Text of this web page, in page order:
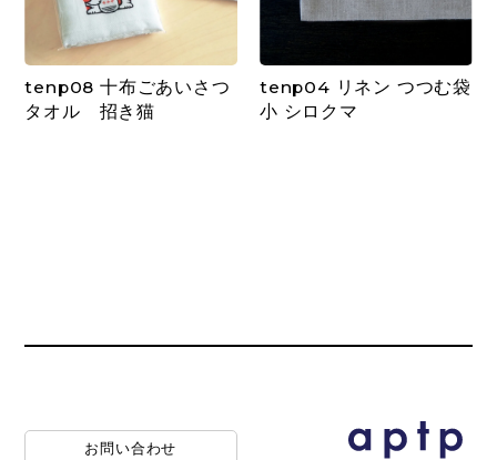
tenp08 十布ごあいさつ
タオル 招き猫
tenp04 リネン つつむ袋
小 シロクマ
お問い合わせ